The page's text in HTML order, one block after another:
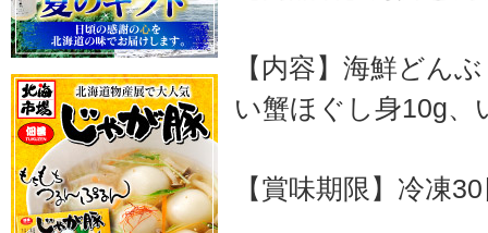
【内容】海鮮どん
い蟹ほぐし身10g、
【賞味期限】冷凍